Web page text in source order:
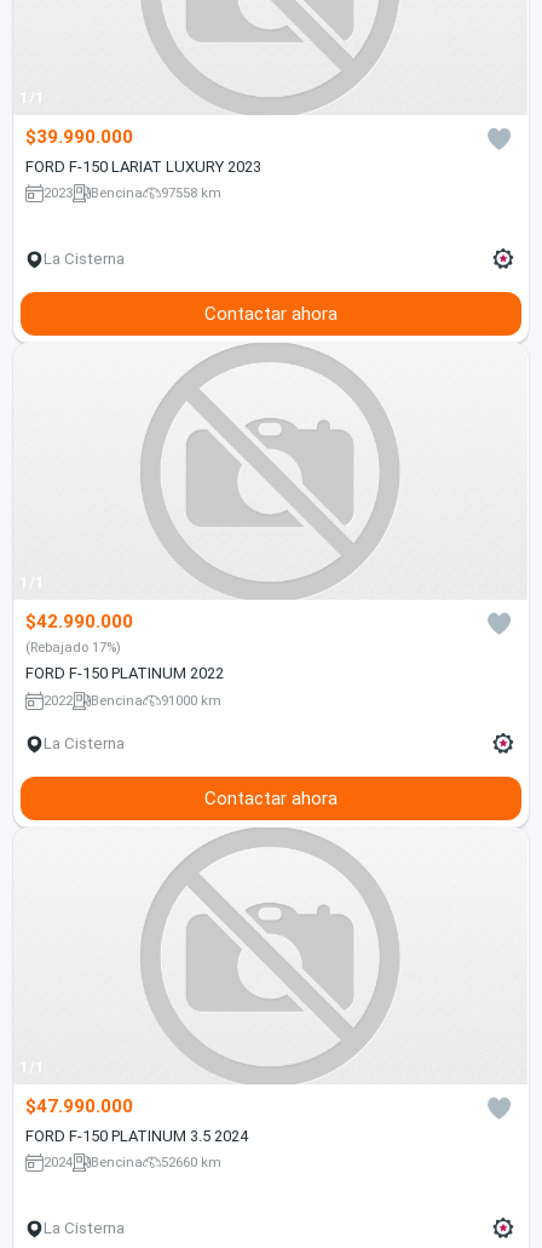
1/1
$39.990.000
FORD F-150 LARIAT LUXURY 2023
2023 Bencina 97558 km
La Cisterna
Contactar ahora
1/1
$42.990.000
(Rebajado 17%)
FORD F-150 PLATINUM 2022
2022 Bencina 91000 km
La Cisterna
Contactar ahora
1/1
$47.990.000
FORD F-150 PLATINUM 3.5 2024
2024 Bencina 52660 km
La Cisterna